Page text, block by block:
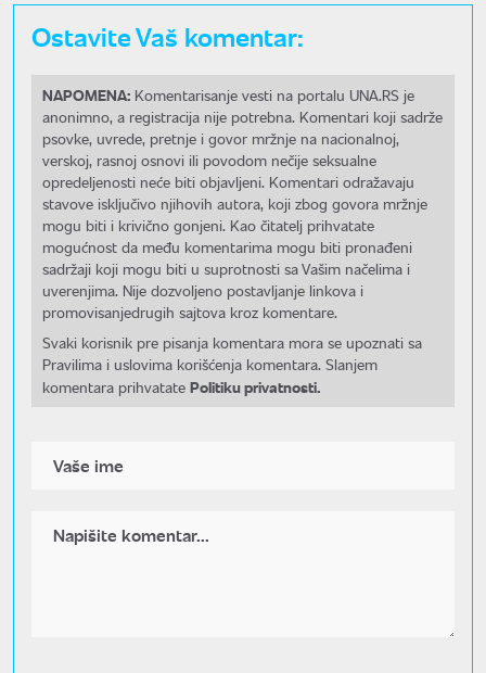
Ostavite Vaš komentar:
NAPOMENA: Komentarisanje vesti na portalu UNA.RS je
anonimno, a registracija nije potrebna. Komentari koji sadrže
psovke, uvrede, pretnje i govor mržnje na nacionalnoj,
verskoj, rasnoj osnovi ili povodom nečije seksualne
opredeljenosti neće biti objavljeni. Komentari odražavaju
stavove isključivo njihovih autora, koji zbog govora mržnje
mogu biti i krivično gonjeni. Kao čitatelj prihvatate
mogućnost da među komentarima mogu biti pronađeni
sadržaji koji mogu biti u suprotnosti sa Vašim načelima i
uverenjima. Nije dozvoljeno postavljanje linkova i
promovisanjedrugih sajtova kroz komentare.
Svaki korisnik pre pisanja komentara mora se upoznati sa
Pravilima i uslovima korišćenja komentara. Slanjem
komentara prihvatate Politiku privatnosti.